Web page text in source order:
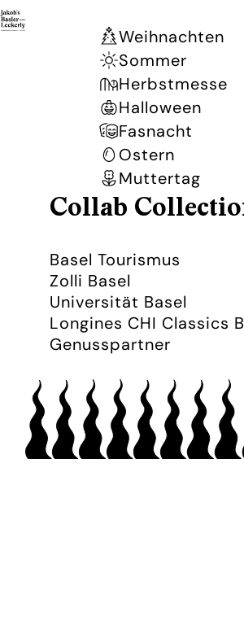
Weihnachten
Sommer
Herbstmesse
Halloween
Fasnacht
Ostern
Muttertag
Collab
Basel Tourismus
Zolli Basel
Universität Basel
Longines CHI Classics
Genusspartner